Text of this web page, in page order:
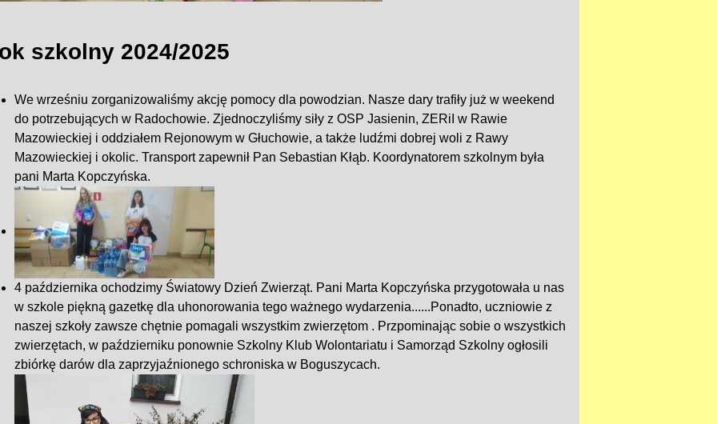
szkolny 2024/2025
We wrześniu zorganizowaliśmy akcję pomocy dla powodzian. Nasze dary trafiły już w weekend
do potrzebujących w Radochowie. Zjednoczyliśmy siły z OSP Jasienin, ZERiI w Rawie
Mazowieckiej i oddziałem Rejonowym w Głuchowie, a także ludźmi dobrej woli z Rawy
Mazowieckiej i okolic. Transport zapewnił Pan Sebastian Kłąb. Koordynatorem szkolnym była
pani Marta Kopczyńska.
4 października ochodzimy Światowy Dzień Zwierząt. Pani Marta Kopczyńska przygotowała u nas
w szkole piękną gazetkę dla uhonorowania tego ważnego wydarzenia......Ponadto, uczniowie z
naszej szkoły zawsze chętnie pomagali wszystkim zwierzętom . Przpominając sobie o wszystkich
zwierzętach, w październiku ponownie Szkolny Klub Wolontariatu i Samorząd Szkolny ogłosili
zbiórkę darów dla zaprzyjaźnionego schroniska w Boguszycach.